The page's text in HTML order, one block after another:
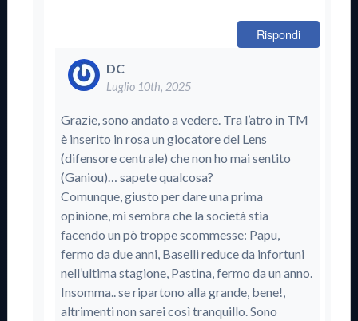
Rispondi
DC
Luglio 10th, 2025
Grazie, sono andato a vedere. Tra l’atro in TM
è inserito in rosa un giocatore del Lens
(difensore centrale) che non ho mai sentito
(Ganiou)… sapete qualcosa?
Comunque, giusto per dare una prima
opinione, mi sembra che la società stia
facendo un pò troppe scommesse: Papu,
fermo da due anni, Baselli reduce da infortuni
nell’ultima stagione, Pastina, fermo da un anno.
Insomma.. se ripartono alla grande, bene!,
altrimenti non sarei così tranquillo. Sono